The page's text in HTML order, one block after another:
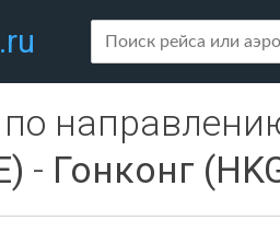
- Гонконг